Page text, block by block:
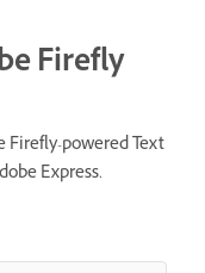
Firefly
Firefly-powered Text
Express.